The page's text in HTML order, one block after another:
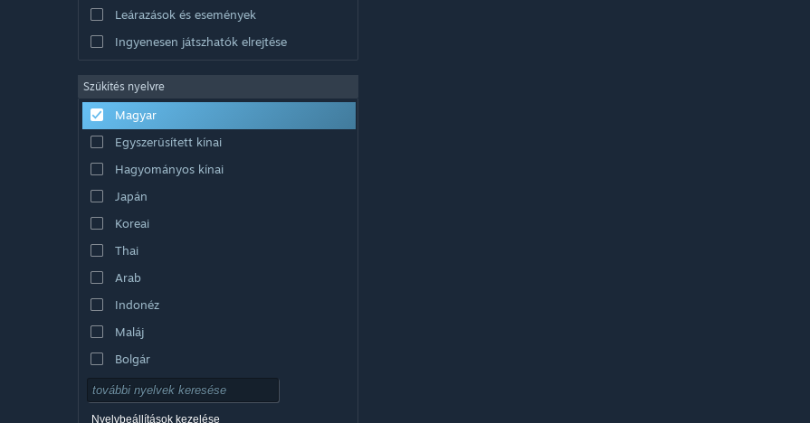
Leárazások és események
Ingyenesen játszhatók elrejtése
Szűkítés nyelvre
Magyar
Egyszerűsített kínai
Hagyományos kínai
Japán
Koreai
Thai
Arab
Indonéz
Maláj
Bolgár
Cseh
Dán
Nyelvbeállítások kezelése